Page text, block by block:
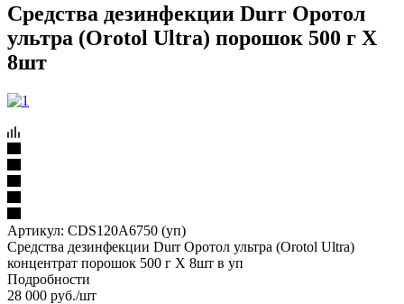
Средства дезинфекции Durr Оротол
ультра (Orotol Ultra) порошок 500 г X
8шт
Артикул: CDS120A6750 (уп)
Средства дезинфекции Durr Оротол ультра (Orotol Ultra)
концентрат порошок 500 г X 8шт в уп
Подробности
28 000 руб./шт